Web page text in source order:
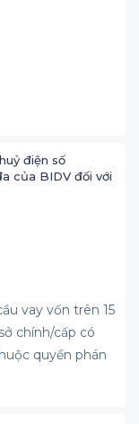
điện số
của BIDV đối với
vay vốn trên 15
chính/cấp có
quyền phán